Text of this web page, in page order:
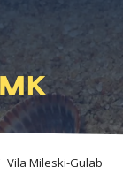
Vila Mileski-Gulab